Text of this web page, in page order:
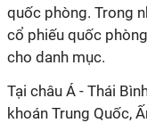
quốc phòng. Trong
cổ phiếu quốc
cho danh mục.
Tại châu Á - Thái
khoán Trung Quốc,